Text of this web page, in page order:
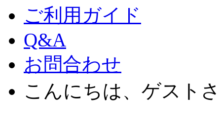
ご利用ガイド
Q&A
お問合わせ
こんにちは、ゲスト